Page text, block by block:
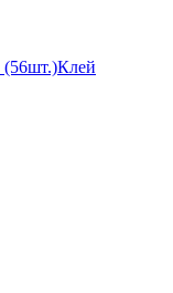
Клей